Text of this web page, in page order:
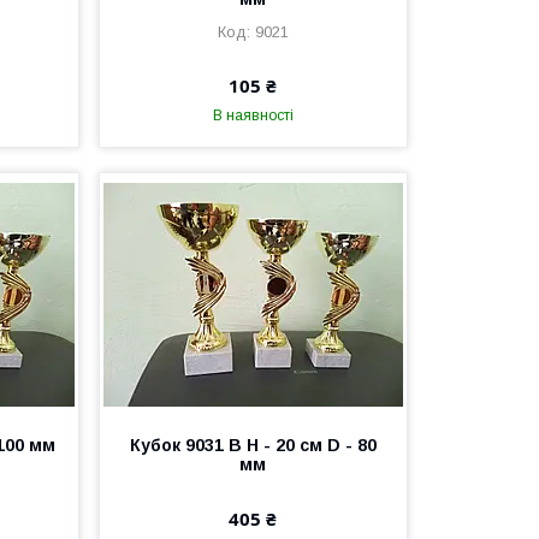
9021
105 ₴
В наявності
мм
Кубок 9031 В Н - 20 см D - 80
мм
405 ₴